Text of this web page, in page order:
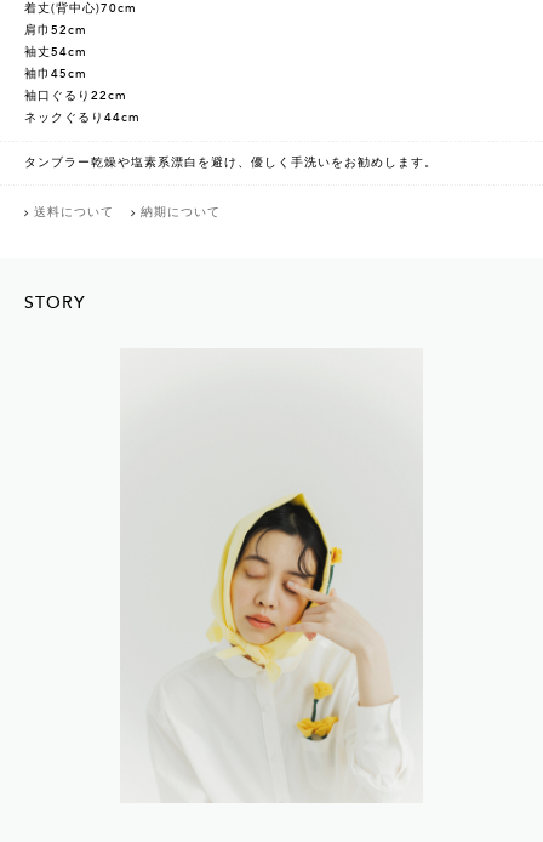
着丈(背中心)70cm
肩巾52cm
袖丈54cm
袖巾45cm
袖口ぐるり22cm
ネックぐるり44cm
タンブラー乾燥や塩素系漂白を避け、優しく手洗いをお勧めします。
送料について 納期について
STORY